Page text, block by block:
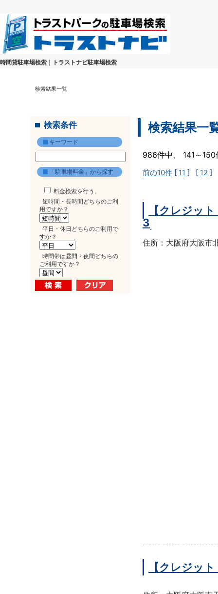
時間貸駐車場検索｜トラストナビ駐車場検索
検索結果一覧
検索条件
キーワード
「駐車場料金」から探す
料金検索を行う。
短時間・長時間どちらのご利
用ですか？
平日・休日どちらのご利用で
すか？
時間帯は昼間・夜間どちらの
ご利用ですか？
検索結果一
986件中、 141～
前の10件 [ 11 ] [ 12 ]
【クレジッ
3
住所：大阪府大阪市
【クレジッ